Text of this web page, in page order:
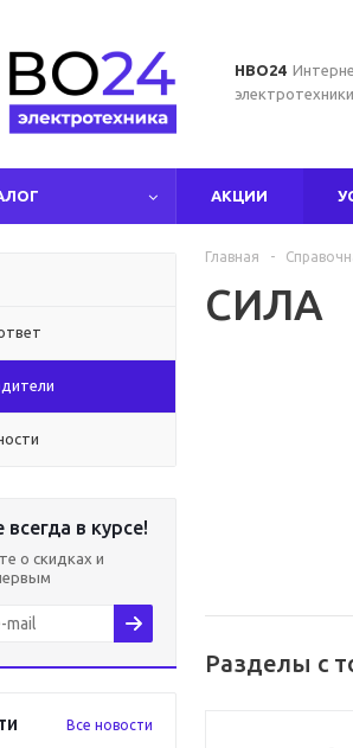
НВО24
электротехники
АКЦИИ
всегда в курсе!
о скидках и
Все новости
Главная -
СИЛА
Разделы с